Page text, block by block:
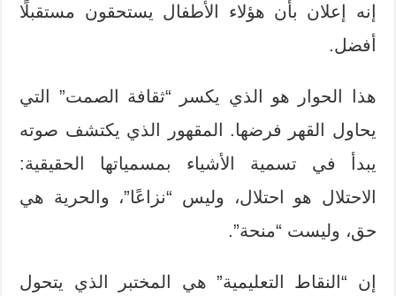
إنه إعلان بأن هؤلاء الأطفال يستحقون مستقبلًا
أفضل.
هذا الحوار هو الذي يكسر “ثقافة الصمت” التي
يحاول القهر فرضها. المقهور الذي يكتشف صوته
يبدأ في تسمية الأشياء بمسمياتها الحقيقية:
الاحتلال هو احتلال، وليس “نزاعًا”، والحرية هي
حق، وليست “منحة”.
إن “النقاط التعليمية” هي المختبر الذي يتحول